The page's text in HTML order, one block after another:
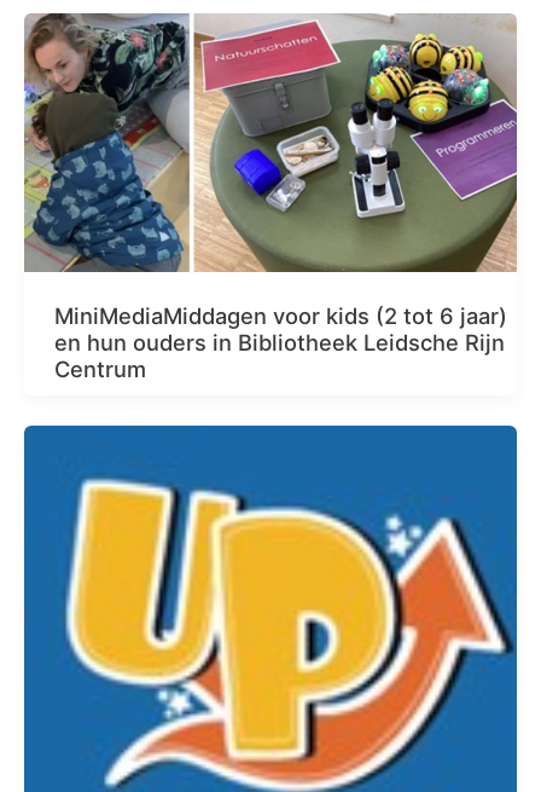
MiniMediaMiddagen voor kids (2 tot 6 jaar)
en hun ouders in Bibliotheek Leidsche Rijn
Centrum